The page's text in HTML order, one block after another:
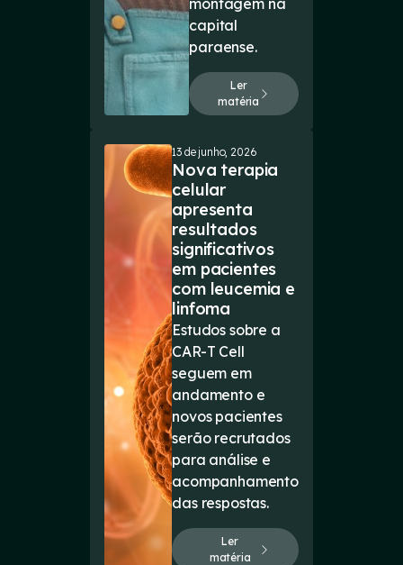
montagem na
capital
paraense.
Ler
matéria
13 de junho, 2026
Nova terapia
celular
apresenta
resultados
significativos
em pacientes
com leucemia e
linfoma
Estudos sobre a
CAR-T Cell
seguem em
andamento e
novos pacientes
serão recrutados
para análise e
acompanhamento
das respostas.
Ler
matéria